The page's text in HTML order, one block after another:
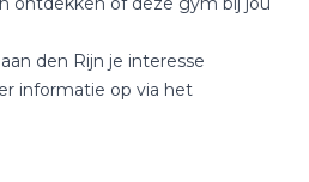
den Rijn je interesse
informatie op via het